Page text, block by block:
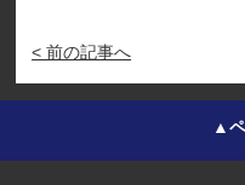
< 前の記事へ
▲